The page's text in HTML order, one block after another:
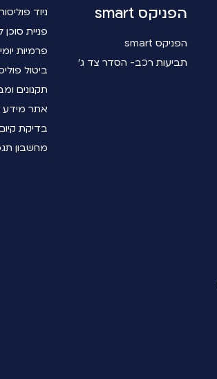
הפניקס smart
הפניקס smart
תביעות רכב- הסדר צד ג'
ניוד
פניית
פרמיות
ביטול
תקנונים
אתר מידע
בדיקת
מחשבון